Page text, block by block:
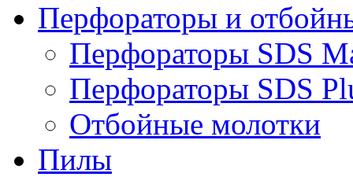
Перфораторы и
Перфораторы SDS
Перфораторы SDS
Отбойные молотки
Пилы